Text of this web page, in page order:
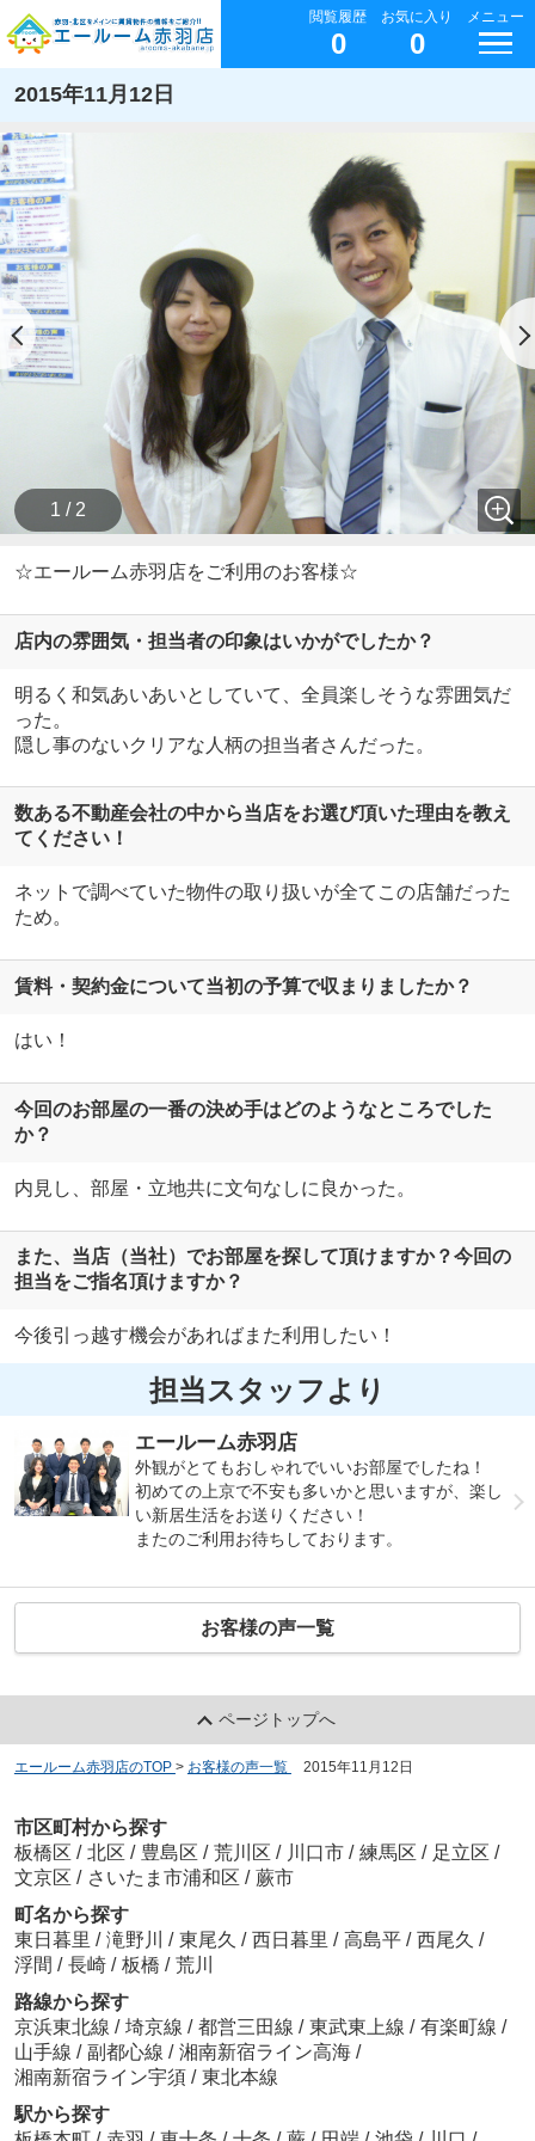
閲覧履歴
0
お気に入り
0
メニュー
2015年11月12日
1 / 2
☆エールーム赤羽店をご利用のお客様☆
店内の雰囲気・担当者の印象はいかがでしたか？
明るく和気あいあいとしていて、全員楽しそうな雰囲気だ
った。
隠し事のないクリアな人柄の担当者さんだった。
数ある不動産会社の中から当店をお選び頂いた理由を教え
てください！
ネットで調べていた物件の取り扱いが全てこの店舗だった
ため。
賃料・契約金について当初の予算で収まりましたか？
はい！
今回のお部屋の一番の決め手はどのようなところでした
か？
内見し、部屋・立地共に文句なしに良かった。
また、当店（当社）でお部屋を探して頂けますか？今回の
担当をご指名頂けますか？
今後引っ越す機会があればまた利用したい！
担当スタッフより
エールーム赤羽店
外観がとてもおしゃれでいいお部屋でしたね！
初めての上京で不安も多いかと思いますが、楽し
い新居生活をお送りください！
またのご利用お待ちしております。
お客様の声一覧
ページトップへ
エールーム赤羽店のTOP > お客様の声一覧 2015年11月12日
市区町村から探す
板橋区 / 北区 / 豊島区 / 荒川区 / 川口市 / 練馬区 / 足立区 /
文京区 / さいたま市浦和区 / 蕨市
町名から探す
東日暮里 / 滝野川 / 東尾久 / 西日暮里 / 高島平 / 西尾久 /
浮間 / 長崎 / 板橋 / 荒川
路線から探す
京浜東北線 / 埼京線 / 都営三田線 / 東武東上線 / 有楽町線 /
山手線 / 副都心線 / 湘南新宿ライン高海 /
湘南新宿ライン宇須 / 東北本線
駅から探す